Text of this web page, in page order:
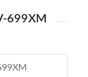
699XM